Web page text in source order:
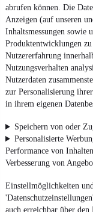
abrufen können. Die
Anzeigen (auf unseren
Inhaltsmessungen sowie
Produktentwicklungen
Nutzererfahrung
Nutzungsverhalten
Nutzerdaten
zur Personalisierung
in ihrem eigenen
Speichern von oder
Personalisierte
Performance von
Verbesserung von
Einstellmöglichkeiten
auch erreichbar über
Erklärung zur
Report Security
Noch mehr